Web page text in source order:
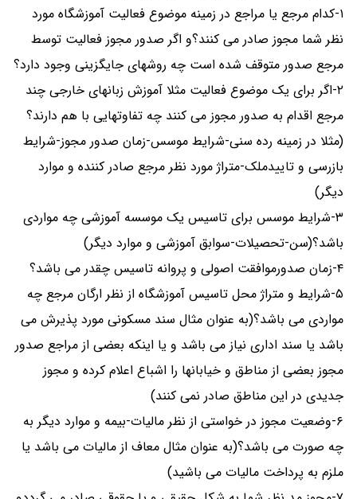
۱-کدام مرجع یا مراجع در زمینه موضوع فعالیت آموزشگاه مورد
نظر شما مجوز صادر می کنند؟و اگر صدور مجوز فعالیت توسط
مرجع صدور متوقف شده است چه روشهای جایگزینی وجود دارد؟
۲-اگر برای یک موضوع فعالیت مثلا آموزش زبانهای خارجی چند
مرجع اقدام به صدور مجوز می کنند چه تفاوتهایی با هم دارند؟
(مثلا در زمینه رده سنی-شرایط موسس-زمان صدور مجوز-شرایط
بازرسی و تاییدملک-متراژ مورد نظر مرجع صادر کننده و موارد
دیگر)
۳-شرایط موسس برای تاسیس یک موسسه آموزشی چه مواردی
باشد؟(سن-تحصیلات-سوابق آموزشی و موارد دیگر)
۴-زمان صدورموافقت اصولی و پروانه تاسیس چقدر می باشد؟
۵-شرایط و متراژ محل تاسیس آموزشگاه از نظر ارگان مرجع چه
مواردی می باشد؟(به عنوان مثال سند مسکونی مورد پذیرش می
باشد یا سند اداری نیاز می باشد و یا اینکه بعضی از مراجع صدور
مجوز بعضی از مناطق و خیابانها را اشباع اعلام کرده و مجوز
جدیدی در این مناطق صادر نمی کنند)
۶-وضعیت مجوز در خواستی از نظر مالیات-بیمه و موارد دیگر به
چه صورت می باشد؟(به عنوان مثال معاف از مالیات می باشد یا
ملزم به پرداخت مالیات می باشید)